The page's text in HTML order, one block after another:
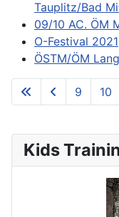
Tauplitz/Bad
09/10 AC. ÖM
O-Festival 2021
ÖSTM/ÖM
9 10
Kids